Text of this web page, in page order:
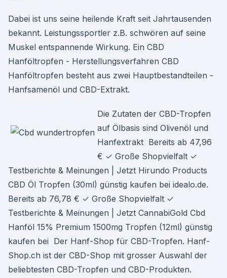
Dabei ist uns seine heilende Kraft seit Jahrtausenden
bekannt. Leistungssportler z.B. schwören auf seine
Muskel entspannende Wirkung. Ein CBD
Hanföltropfen - Herstellungsverfahren CBD
Hanföltropfen besteht aus zwei Hauptbestandteilen -
Hanfsamenöl und CBD-Extrakt.
Die Zutaten der CBD-Tropfen
auf Ölbasis sind Olivenöl und
Hanfextrakt Bereits ab 47,96
€ ✓ Große Shopvielfalt ✓
Testberichte & Meinungen | Jetzt Hirundo Products
CBD Öl Tropfen (30ml) günstig kaufen bei idealo.de.
Bereits ab 76,78 € ✓ Große Shopvielfalt ✓
Testberichte & Meinungen | Jetzt CannabiGold Cbd
Hanföl 15% Premium 1500mg Tropfen (12ml) günstig
kaufen bei Der Hanf-Shop für CBD-Tropfen. Hanf-
Shop.ch ist der CBD-Shop mit grosser Auswahl der
beliebtesten CBD-Tropfen und CBD-Produkten.